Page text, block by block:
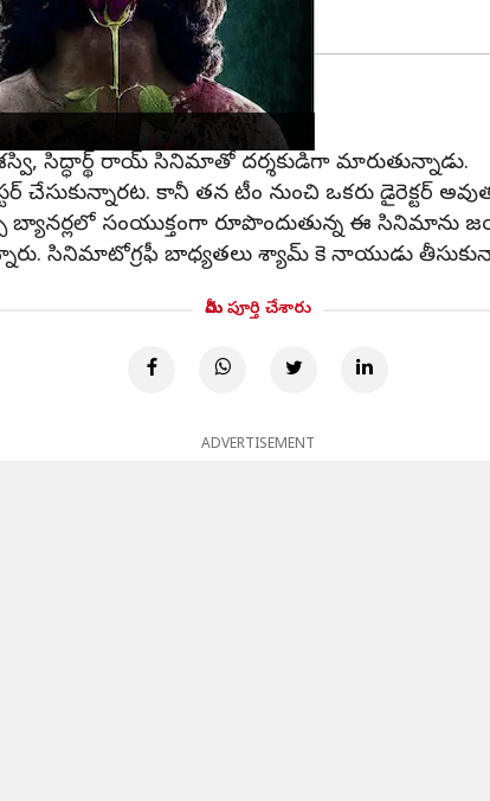
సిద్ధార్థ్ రాయ్ సినిమాతో దర్శకుడిగా మారుతున్నాడు.
కానీ తన టీం నుంచి ఒకరు డైరెక్టర్
సంయుక్తంగా రూపొందుతున్న ఈ సినిమాను
సినిమాటోగ్రఫీ బాధ్యతలు శ్యామ్ కె నాయుడు
మీరు పూర్తి చేశారు
ADVERTISEMENT